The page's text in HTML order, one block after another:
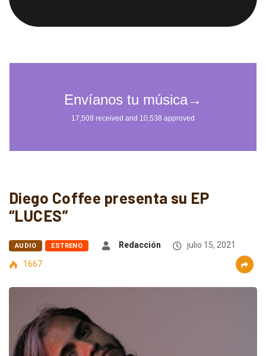
Diego Coffee presenta su EP
“LUCES”
AUDIO ESTRENO Redacción
julio 15, 2021
1667